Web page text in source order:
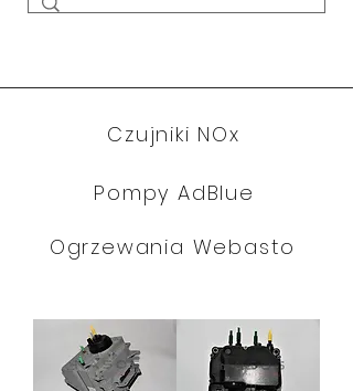
Czujniki NOx
Pompy AdBlue
Ogrzewania Webasto